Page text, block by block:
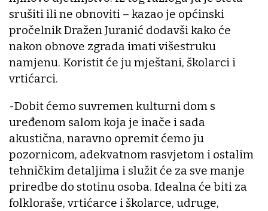
srušiti ili ne obnoviti – kazao je općinski
pročelnik Dražen Juranić dodavši kako će
nakon obnove zgrada imati višestruku
namjenu. Koristit će ju mještani, školarci i
vrtićarci.
-Dobit ćemo suvremen kulturni dom s
uređenom salom koja je inače i sada
akustična, naravno opremit ćemo ju
pozornicom, adekvatnom rasvjetom i ostalim
tehničkim detaljima i služit će za sve manje
priredbe do stotinu osoba. Idealna će biti za
folkloraše, vrtićarce i školarce, udruge,